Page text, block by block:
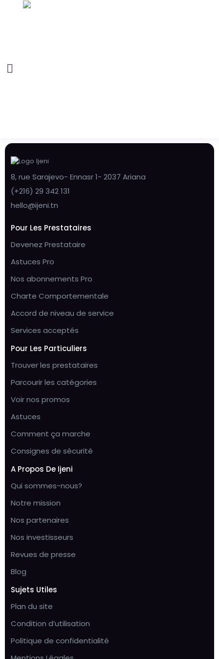
8, rue Sarajevo- Ennasr 1- 2037 Ariana
(+216) 29 342 131
hello@ijeni.tn
Pour Les Prestataires
Devenez Prestataire
Astuces Pro
Nos abonnements Pro
Charte Comportementale
Accord de niveau de service
Services acceptés
Pour Les Particuliers
Trouver les prestataires
Parcourir les catégories
Voir nos promos
Astuces
Comment ça marche
Consignes de sécurité
A Propos De Ijeni
Qui sommes-nous?
Notre mission
Nos partenaires
Nos investisseurs
Revues de presse
Blog
Sujets Utiles
Plan du site
Condition d’utilisation
Politique de confidentialité